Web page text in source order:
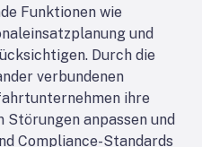
Funktionen wie
und
Durch die
verbundenen
ihre
Störungen anpassen und
Compliance-Standards